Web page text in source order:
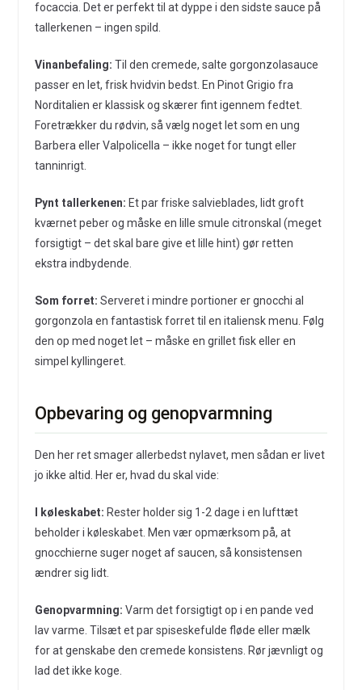
focaccia. Det er perfekt til at dyppe i den sidste sauce på
tallerkenen – ingen spild.
Vinanbefaling: Til den cremede, salte gorgonzolasauce
passer en let, frisk hvidvin bedst. En Pinot Grigio fra
Norditalien er klassisk og skærer fint igennem fedtet.
Foretrækker du rødvin, så vælg noget let som en ung
Barbera eller Valpolicella – ikke noget for tungt eller
tanninrigt.
Pynt tallerkenen: Et par friske salvieblades, lidt groft
kværnet peber og måske en lille smule citronskal (meget
forsigtigt – det skal bare give et lille hint) gør retten
ekstra indbydende.
Som forret: Serveret i mindre portioner er gnocchi al
gorgonzola en fantastisk forret til en italiensk menu. Følg
den op med noget let – måske en grillet fisk eller en
simpel kyllingeret.
Opbevaring og genopvarmning
Den her ret smager allerbedst nylavet, men sådan er livet
jo ikke altid. Her er, hvad du skal vide:
I køleskabet: Rester holder sig 1-2 dage i en lufttæt
beholder i køleskabet. Men vær opmærksom på, at
gnocchierne suger noget af saucen, så konsistensen
ændrer sig lidt.
Genopvarmning: Varm det forsigtigt op i en pande ved
lav varme. Tilsæt et par spiseskefulde fløde eller mælk
for at genskabe den cremede konsistens. Rør jævnligt og
lad det ikke koge.